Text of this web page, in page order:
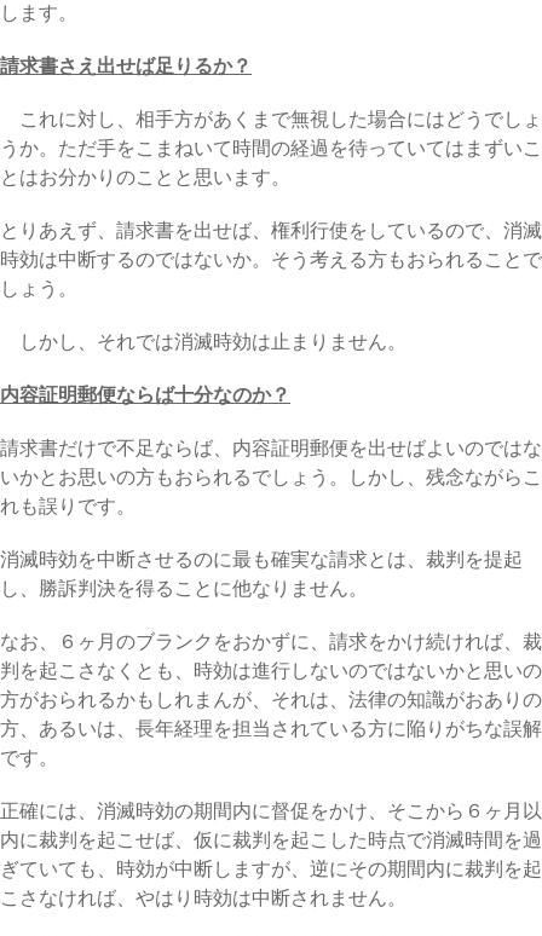
します。
請求書さえ出せば足りるか？
これに対し、相手方があくまで無視した場合にはどうでしょ
うか。ただ手をこまねいて時間の経過を待っていてはまずいこ
とはお分かりのことと思います。
とりあえず、請求書を出せば、権利行使をしているので、消滅
時効は中断するのではないか。そう考える方もおられることで
しょう。
しかし、それでは消滅時効は止まりません。
内容証明郵便ならば十分なのか？
請求書だけで不足ならば、内容証明郵便を出せばよいのではな
いかとお思いの方もおられるでしょう。しかし、残念ながらこ
れも誤りです。
消滅時効を中断させるのに最も確実な請求とは、裁判を提起
し、勝訴判決を得ることに他なりません。
なお、６ヶ月のブランクをおかずに、請求をかけ続ければ、裁
判を起こさなくとも、時効は進行しないのではないかと思いの
方がおられるかもしれまんが、それは、法律の知識がおありの
方、あるいは、長年経理を担当されている方に陥りがちな誤解
です。
正確には、消滅時効の期間内に督促をかけ、そこから６ヶ月以
内に裁判を起こせば、仮に裁判を起こした時点で消滅時間を過
ぎていても、時効が中断しますが、逆にその期間内に裁判を起
こさなければ、やはり時効は中断されません。